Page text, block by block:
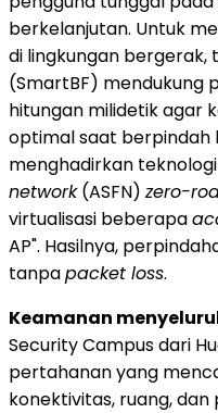
berkelanjutan. Untuk
di lingkungan bergerak,
(SmartBF) mendukung
hitungan milidetik agar
optimal saat berpindah
menghadirkan teknologi
network(ASFN) zero-
virtualisasi beberapa
AP". Hasilnya,
tanpapacket loss.
Keamanan
Security Campus dari
pertahanan yang
konektivitas, ruang, dan